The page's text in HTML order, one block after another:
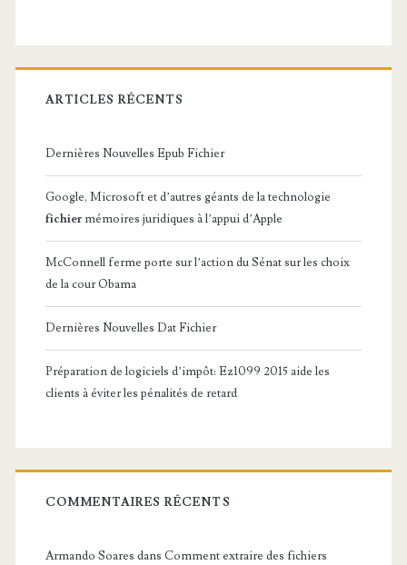
ARTICLES RÉCENTS
Dernières Nouvelles Epub Fichier
Google, Microsoft et d’autres géants de la technologie
fichier mémoires juridiques à l’appui d’Apple
McConnell ferme porte sur l’action du Sénat sur les choix
de la cour Obama
Dernières Nouvelles Dat Fichier
Préparation de logiciels d’impôt: Ez1099 2015 aide les
clients à éviter les pénalités de retard
COMMENTAIRES RÉCENTS
Armando Soares dans Comment extraire des fichiers